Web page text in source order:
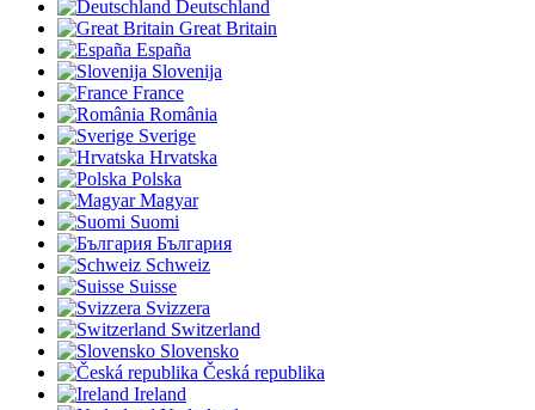
Deutschland
Great Britain
España
Slovenija
France
România
Sverige
Hrvatska
Polska
Magyar
Suomi
България
Schweiz
Suisse
Svizzera
Switzerland
Slovensko
Česká republika
Ireland